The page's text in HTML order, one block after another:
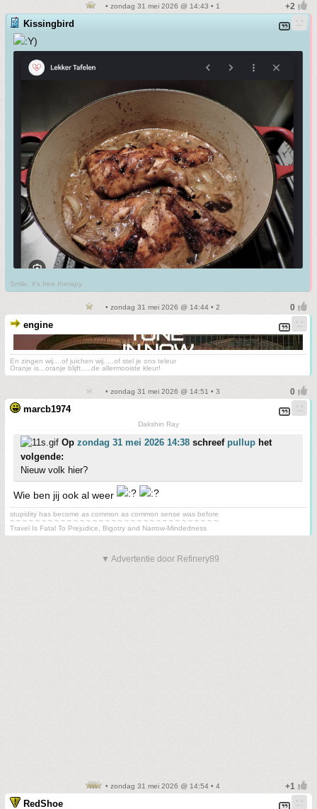
• zondag 31 mei 2026 @ 14:43 • 1
Kissingbird
Smile, it's free therapy.
• zondag 31 mei 2026 @ 14:44 • 2
engine
En zingen wij....of juichen wij.....of stel je ons teleur
Oranje is...oranje blijft.....de allermooiste kleur!
• zondag 31 mei 2026 @ 14:51 • 3
marcb1974
Dakshin Ray
Op zondag 31 mei 2026 14:38 schreef pullup het
volgende:
Nieuw volk hier?
Wie ben jij ook al weer
stupidity has become as common as common sense was before
~ ~ ~ ~ ~ ~ ~ ~ ~ ~ ~ ~ ~ ~ ~ ~ ~ ~ ~ ~ ~ ~ ~ ~ ~ ~ ~ ~ ~ ~ ~ ~ ~
Travel Is Fatal To Prejudice, Bigotry and Narrow-Mindedness
▼ Advertentie door Refinery89
• zondag 31 mei 2026 @ 14:54 • 4
RedShoe